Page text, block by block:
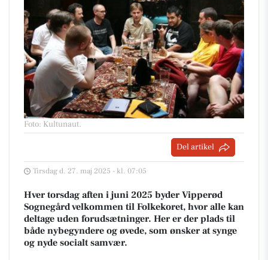
Foto: Kultunaut.
Del artikel
Tirsdag d. 27. maj 2025 - kl. 07:05
Hver torsdag aften i juni 2025 byder Vipperød
Sognegård velkommen til Folkekoret, hvor alle kan
deltage uden forudsætninger. Her er der plads til
både nybegyndere og øvede, som ønsker at synge
og nyde socialt samvær.